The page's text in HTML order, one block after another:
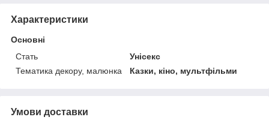
Характеристики
Основні
Стать
Унісекс
Тематика декору, малюнка
Казки, кіно, мультфільми
Умови доставки